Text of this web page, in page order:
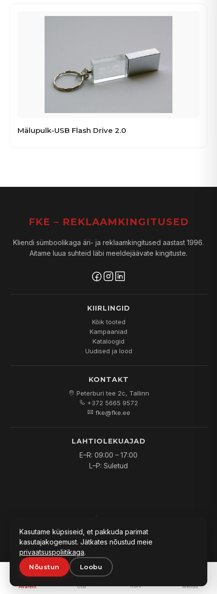
Mälupulk-USB Flash Drive 2.0
PAKKUMINE:
Küsi hinda
FKE – REKLAAMKINGITUSED
Kliendi sümboolikaga äri- ja reklaamkingitused aastast 1996.
Aitame luua suhteid läbi meeldejäävate kingituste.
KIIRLINGID
Kõik tooted
Kampaaniad
Kataloogid
Uudised ja lood
KONTAKT
Peterburi tee 2c, Tallinn
+372 5665 9572
fke@fke.ee
LAHTIOLEKUAJAD
E–R: 09:00 – 17:00
L–P: Suletud
Avaleht Otsi
Korv
Menüü
Kasutame küpsiseid, et pakkuda parimat
kasutajakogemust. Jätkates nõustud meie
privaatsuspoliitikaga.
Nõustun Loobu